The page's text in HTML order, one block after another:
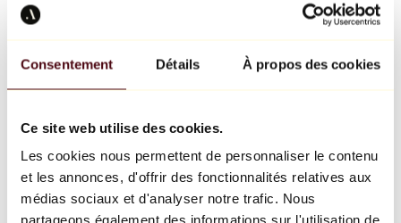
Consentement Détails À propos des cookies
Ce site web utilise des cookies.
Les cookies nous permettent de personnaliser le contenu
et les annonces, d'offrir des fonctionnalités relatives aux
médias sociaux et d'analyser notre trafic. Nous
partageons également des informations sur l'utilisation de
Richard Orlinski
Keith Haring
Jeff Koons
Jean-Michel Basquiat
Tous les designers
Œuvre de la semaine